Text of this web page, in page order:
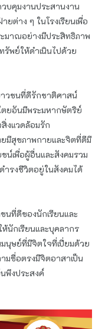
บคุมงานประสานงาน
ต่าง ๆ ในโรงเรียนเพื่อ
มาณอย่างมีประสิทธิภาพ
พย์ให้ดำเนินไปด้วย
นที่ดีรักชาติศาสน์
ยอันมีพระมหากษัตริย์
สิ่งแวดล้อมรัก
ยมีสุขภาพกายและจิตที่ดีมี
น์เพื่อผู้อื่นและสังคมรวม
รงชีวิตอยู่ในสังคมได้
องนักเรียนและ
นักเรียนและบุคลากร
นุษย์ที่มีจิตใจที่เปี่ยมด้วย
มซื่อตรงมีจิตอาสาเป็น
พึงประสงค์